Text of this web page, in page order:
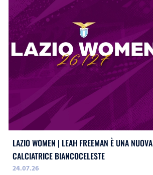
LAZIO WOMEN | LEAH FREEMAN È UNA NUOVA
CALCIATRICE BIANCOCELESTE
24.07.26